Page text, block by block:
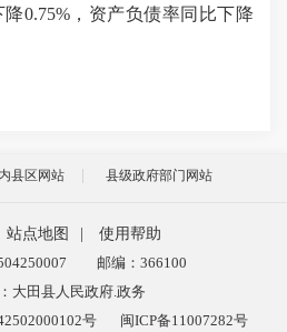
0.75%，资产负债率同比下降
县区网站 县级政府部门网站
站点地图
使用帮助
邮编：366100
大田县人民政府.政务
号 闽ICP备11007282号